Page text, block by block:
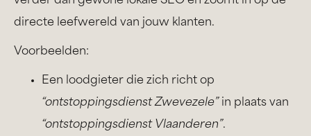
directe leefwereld van jouw klanten.
Voorbeelden:
Een loodgieter die zich richt op
“ontstoppingsdienst Zwevezele” in plaats van
“ontstoppingsdienst Vlaanderen”.